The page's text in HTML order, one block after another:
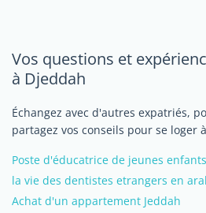
Vos questions et
à Djeddah
Échangez avec d'autres expatriés,
partagez vos conseils pour se loger
Poste d'éducatrice de jeunes enfants
la vie des dentistes etrangers en
Achat d'un appartement Jeddah